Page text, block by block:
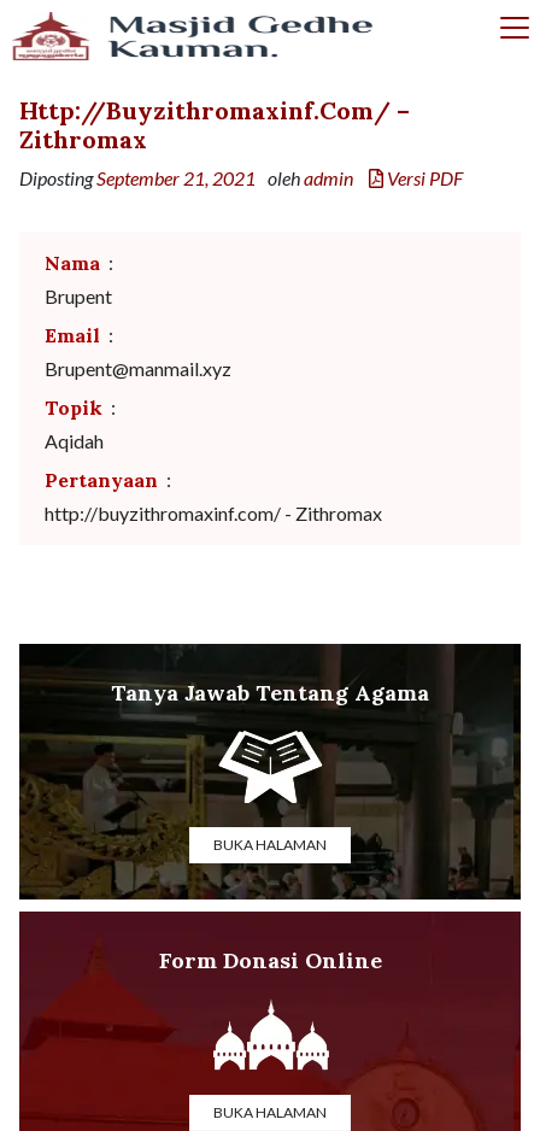
Http://buyzithromaxinf.com/ –
Zithromax
DipostingSeptember 21, 2021 olehadmin Versi PDF
Nama :
Brupent
Email :
Brupent@manmail.xyz
Topik :
Aqidah
Pertanyaan :
http://buyzithromaxinf.com/ - Zithromax
Tanya Jawab Tentang Agama
BUKA HALAMAN
Form Donasi Online
BUKA HALAMAN